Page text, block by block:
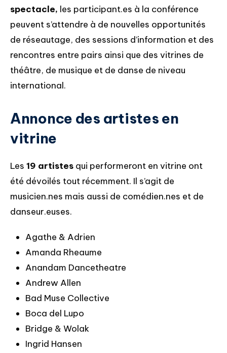
spectacle, les participant.es à la conférence
peuvent s’attendre à de nouvelles opportunités
de réseautage, des sessions d’information et des
rencontres entre pairs ainsi que des vitrines de
théâtre, de musique et de danse de niveau
international.
Annonce des artistes en
vitrine
Les 19 artistes qui performeront en vitrine ont
été dévoilés tout récemment. Il s’agit de
musicien.nes mais aussi de comédien.nes et de
danseur.euses.
Agathe & Adrien
Amanda Rheaume
Anandam Dancetheatre
Andrew Allen
Bad Muse Collective
Boca del Lupo
Bridge & Wolak
Ingrid Hansen